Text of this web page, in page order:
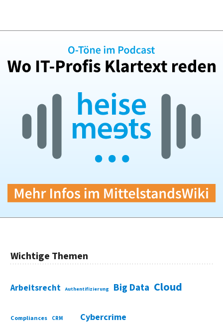
Wichtige Themen
Arbeitsrecht Authentifizierung Big Data Cloud
Compliances CRM Cybercrime